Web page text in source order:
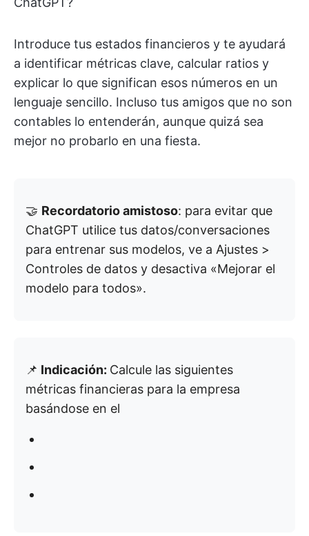
Introduce tus estados financieros y te ayudará
a identificar métricas clave, calcular ratios y
explicar lo que significan esos números en un
lenguaje sencillo. Incluso tus amigos que no son
contables lo entenderán, aunque quizá sea
mejor no probarlo en una fiesta.
🤝 Recordatorio amistoso: para evitar que
ChatGPT utilice tus datos/conversaciones
para entrenar sus modelos, ve a Ajustes >
Controles de datos y desactiva «Mejorar el
modelo para todos».
📌 Indicación: Calcule las siguientes
métricas financieras para la empresa
basándose en el